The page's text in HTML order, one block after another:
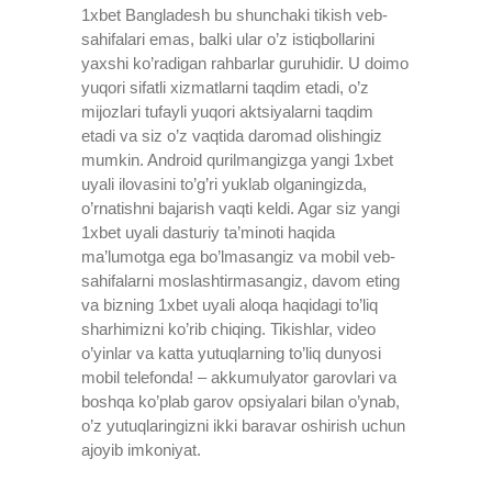
1xbet Bangladesh bu shunchaki tikish veb-
sahifalari emas, balki ular o’z istiqbollarini
yaxshi ko’radigan rahbarlar guruhidir. U doimo
yuqori sifatli xizmatlarni taqdim etadi, o’z
mijozlari tufayli yuqori aktsiyalarni taqdim
etadi va siz o’z vaqtida daromad olishingiz
mumkin. Android qurilmangizga yangi 1xbet
uyali ilovasini to’g’ri yuklab olganingizda,
o’rnatishni bajarish vaqti keldi. Agar siz yangi
1xbet uyali dasturiy ta’minoti haqida
ma’lumotga ega bo’lmasangiz va mobil veb-
sahifalarni moslashtirmasangiz, davom eting
va bizning 1xbet uyali aloqa haqidagi to’liq
sharhimizni ko’rib chiqing. Tikishlar, video
o’yinlar va katta yutuqlarning to’liq dunyosi
mobil telefonda! – akkumulyator garovlari va
boshqa ko’plab garov opsiyalari bilan o’ynab,
o’z yutuqlaringizni ikki baravar oshirish uchun
ajoyib imkoniyat.